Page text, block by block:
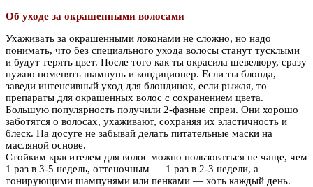
Об уходе за окрашенными волосами
Ухаживать за окрашенными локонами не сложно, но надо
понимать, что без специального ухода волосы станут тусклыми
и будут терять цвет. После того как ты окрасила шевелюру, сразу
нужно поменять шампунь и кондиционер. Если ты блонда,
заведи интенсивный уход для блондинок, если рыжая, то
препараты для окрашенных волос с сохранением цвета.
Большую популярность получили 2-фазные спреи. Они хорошо
заботятся о волосах, ухаживают, сохраняя их эластичность и
блеск. На досуге не забывай делать питательные маски на
масляной основе.
Стойким красителем для волос можно пользоваться не чаще, чем
1 раз в 3-5 недель, оттеночным — 1 раз в 2-3 недели, а
тонирующими шампунями или пенками — хоть каждый день.